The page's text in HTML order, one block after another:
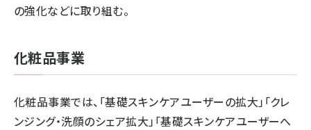
の強化などに取り組む。
化粧品事業
化粧品事業では、「基礎スキンケアユーザーの拡大」「クレ
ンジング・洗顔のシェア拡大」「基礎スキンケアユーザーへ